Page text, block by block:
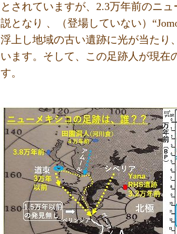
とされていますが、2.3万年前のニ
説となり 、（登場していない）
浮上し地域の古い遺跡に光が当たり
います。そして、この足跡人が現在
す。